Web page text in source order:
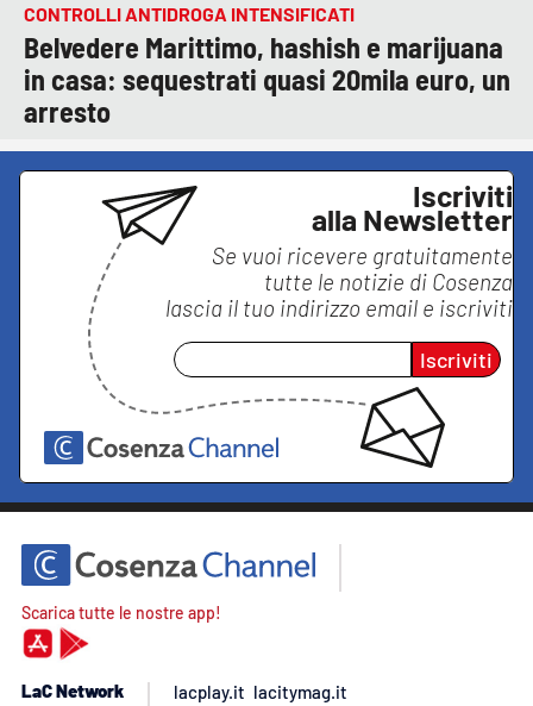
CONTROLLI ANTIDROGA INTENSIFICATI
Belvedere Marittimo, hashish e marijuana
in casa: sequestrati quasi 20mila euro, un
arresto
Iscriviti
alla Newsletter
Se vuoi ricevere gratuitamente
tutte le notizie di Cosenza
lascia il tuo indirizzo email e iscriviti
Iscriviti
Scarica tutte le nostre app!
LaC Network
lacplay.it lacitymag.it